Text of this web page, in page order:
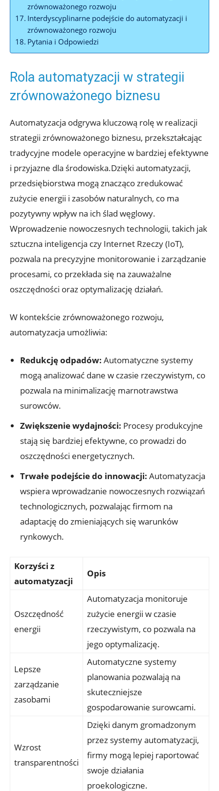
zrównoważonego rozwoju
Interdyscyplinarne podejście do automatyzacji i
zrównoważonego rozwoju
Pytania i Odpowiedzi
Rola automatyzacji w strategii
zrównoważonego biznesu
Automatyzacja odgrywa kluczową rolę w realizacji
strategii zrównoważonego biznesu, przekształcając
tradycyjne modele operacyjne w bardziej efektywne
i przyjazne dla środowiska.Dzięki automatyzacji,
przedsiębiorstwa mogą znacząco zredukować
zużycie energii i zasobów naturalnych, co ma
pozytywny wpływ na ich ślad węglowy.
Wprowadzenie nowoczesnych technologii, takich jak
sztuczna inteligencja czy Internet Rzeczy (IoT),
pozwala na precyzyjne monitorowanie i zarządzanie
procesami, co przekłada się na zauważalne
oszczędności oraz optymalizację działań.
W kontekście zrównoważonego rozwoju,
automatyzacja umożliwia:
Redukcję odpadów: Automatyczne systemy
mogą analizować dane w czasie rzeczywistym, co
pozwala na minimalizację marnotrawstwa
surowców.
Zwiększenie wydajności: Procesy produkcyjne
stają się bardziej efektywne, co prowadzi do
oszczędności energetycznych.
Trwałe podejście do innowacji: Automatyzacja
wspiera wprowadzanie nowoczesnych rozwiązań
technologicznych, pozwalając firmom na
adaptację do zmieniających się warunków
rynkowych.
Korzyści z
automatyzacji
Opis
Oszczędność
energii
Automatyzacja monitoruje
zużycie energii w czasie
rzeczywistym, co pozwala na
jego optymalizację.
Lepsze
zarządzanie
zasobami
Automatyczne systemy
planowania pozwalają na
skuteczniejsze
gospodarowanie surowcami.
Wzrost
transparentności
Dzięki danym gromadzonym
przez systemy automatyzacji,
firmy mogą lepiej raportować
swoje działania
proekologiczne.